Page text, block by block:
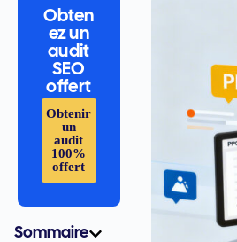
Obten
ez un
audit
SEO
offert
Obtenir
un
audit
100%
offert
Sommaire